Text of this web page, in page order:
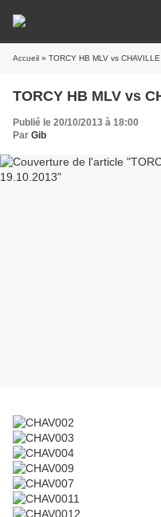
Accueil » TORCY HB MLV vs
TORCY HB MLV vs
Publié le 20/10/2013 à 18:00
Par Gib